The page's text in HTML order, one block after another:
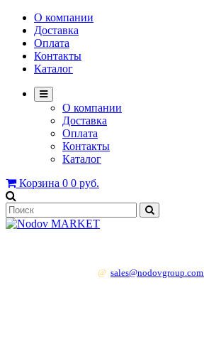
О компании
Доставка
Оплата
Контакты
Каталог
О компании
Доставка
Оплата
Контакты
Каталог
Корзина 0 0 руб.
@ sales@nodovgroup.com